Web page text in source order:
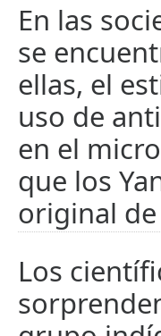
En las
se
ellas, el
uso de
en el
que los
original
Los